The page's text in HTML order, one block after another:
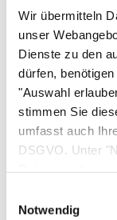
Wir übermitteln
unser
Dienste zu den
dürfen,
"Auswahl
stimmen Sie
umfasst auch
DSGVO. Unter
Notwendig
werden.
Akademie für
akkreditierten
fünfjähriges
Bewertung.
Risiken sind